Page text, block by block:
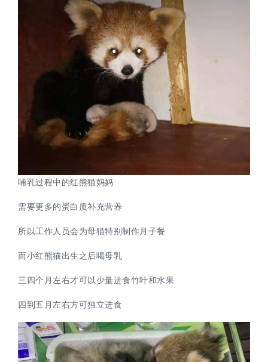
哺乳过程中的红熊猫妈妈
需要更多的蛋白质补充营养
所以工作人员会为母猫特别制作月子餐
而小红熊猫出生之后喝母乳
三四个月左右才可以少量进食竹叶和水果
四到五月左右方可独立进食